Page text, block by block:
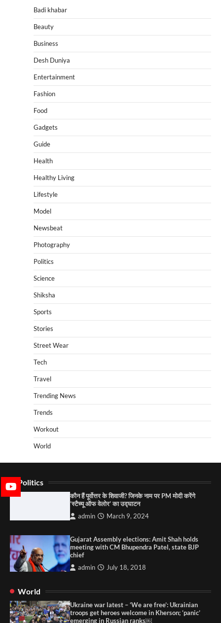
Badi khabar
Beauty
Business
Desh Duniya
Entertainment
Fashion
Food
Gadgets
Guide
Health
Healthy Living
Lifestyle
Model
Newsbeat
Photography
Politics
Science
Shiksha
Sports
Stories
Street Wear
Tech
Travel
Trending News
Trends
Workout
World
Politics
कौन हैं पूर्वोत्तर के शिवाजी? जिनके नाम पर PM मोदी करेंगे
‘स्टैच्यू ऑफ वेलोर’ का उद्घाटन
admin March 9, 2024
Gujarat Assembly elections: Amit Shah holds
meeting with CM Bhupendra Patel, state BJP
chief
admin July 18, 2018
World
Ukraine war latest – ‘We are free’: Ukrainian
troops get heroes welcome in Kherson; ‘panic’
emerging in Russian ranks￼